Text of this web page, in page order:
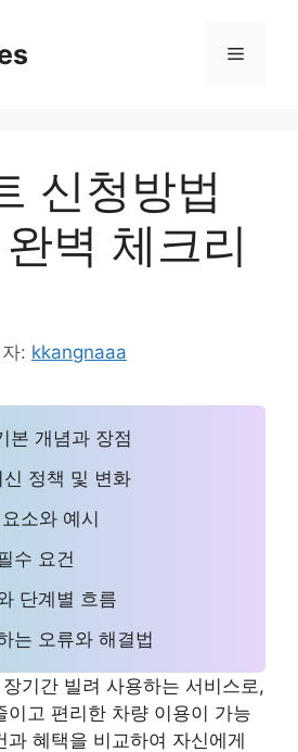
메
신청방법
벽 체크리
: kkangnaaa
개념과 장점
정책 및 변화
소와 예시
수 요건
단계별 흐름
는 오류와 해결법
기간 빌려 사용하는 서비스로,
이고 편리한 차량 이용이 가능
과 혜택을 비교하여 자신에게